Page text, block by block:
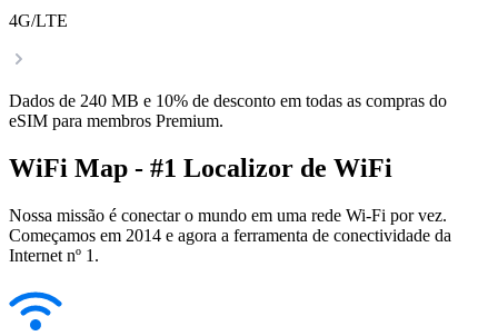
4G/LTE
Dados de 240 MB e 10% de desconto em todas as compras do
eSIM para membros Premium.
WiFi Map - #1 Localizor de WiFi
Nossa missão é conectar o mundo em uma rede Wi-Fi por vez.
Começamos em 2014 e agora a ferramenta de conectividade da
Internet nº 1.